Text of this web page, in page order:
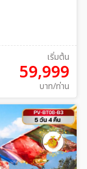
เริ่มต้น
59,999
บาท/ท่าน